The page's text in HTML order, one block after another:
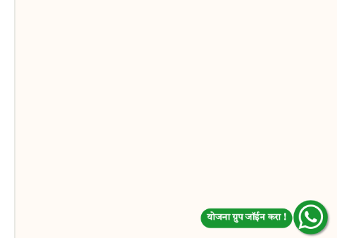
योजना ग्रुप जॉईन करा !